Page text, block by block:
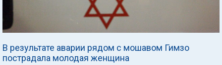
В результате аварии рядом с мошавом Гимзо
пострадала молодая женщина